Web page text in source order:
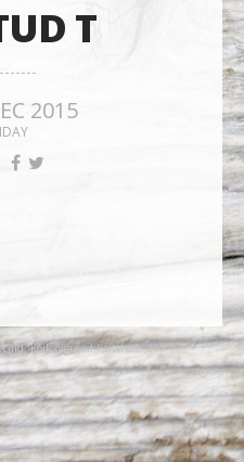
T
2015
Kõik õigused kaitstud.